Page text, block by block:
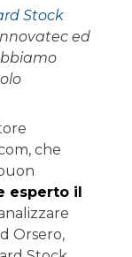
Stock
ed
che
esperto il
Orsero,